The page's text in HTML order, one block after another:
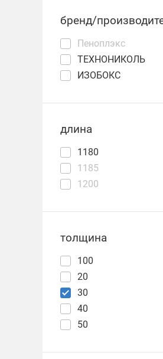
бренд/
Пеноплэкс
ТЕХНОНИКОЛЬ
ИЗОБОКС
длина
1180
1185
1200
толщина
100
20
30
40
50